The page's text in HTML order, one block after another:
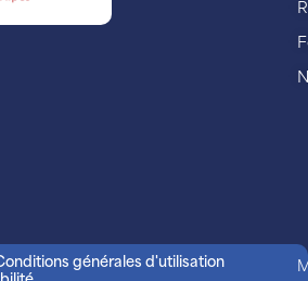
générales d'utilisation